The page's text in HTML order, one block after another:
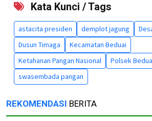
Kata Kunci / Tags
astacita presiden demplot jagung
Dusun Timaga
Kecamatan Beduai
Ketahanan Pangan Nasional
Polsek
swasembada pangan
REKOMENDASI BERITA